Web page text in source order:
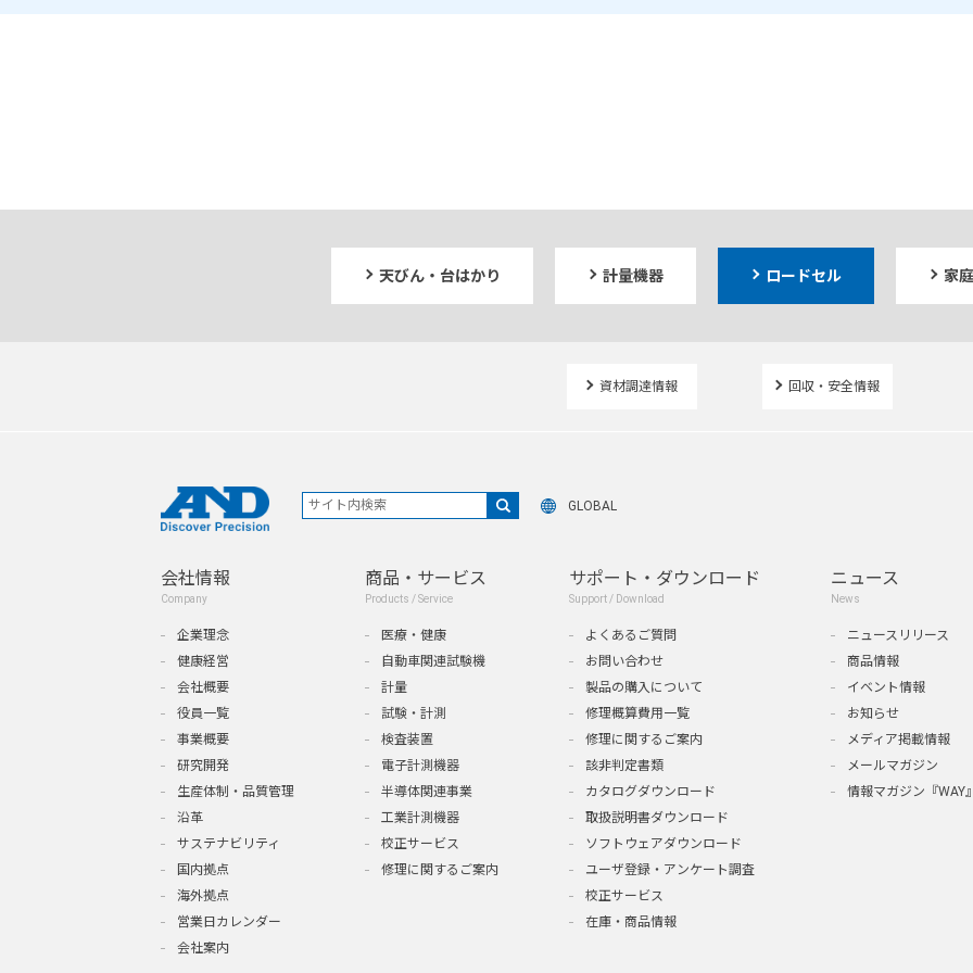
天びん・台はかり 計量機器 ロードセル 家
資材調達情報 回収・安全情報
GLOBAL
会社情報
Company
企業理念
健康経営
会社概要
役員一覧
事業概要
研究開発
生産体制・品質管理
沿革
サステナビリティ
国内拠点
海外拠点
営業日カレンダー
会社案内
商品・サービス
Products / Service
医療・健康
自動車関連試験機
計量
試験・計測
検査装置
電子計測機器
半導体関連事業
工業計測機器
校正サービス
修理に関するご案内
サポート・ダウンロード
Support / Download
よくあるご質問
お問い合わせ
製品の購入について
修理概算費用一覧
修理に関するご案内
該非判定書類
カタログダウンロード
取扱説明書ダウンロード
ソフトウェアダウンロード
ユーザ登録・アンケート調査
校正サービス
在庫・商品情報
ニュース
News
ニュースリリース
商品情報
イベント情報
お知らせ
メディア掲載情報
メールマガジン
情報マガジン『WAY』